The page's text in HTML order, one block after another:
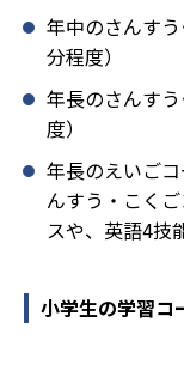
年中のさんす
分程度）
年長のさんす
度）
年長のえいご
んすう・こく
スや、英語4技
小学生の学習コ